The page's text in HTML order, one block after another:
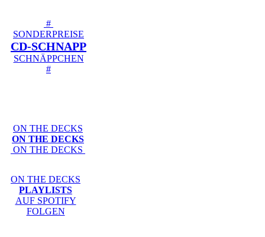
#
SONDERPREISE
CD-SCHNAPP
SCHNÄPPCHEN
#
ON THE DECKS
ON THE DECKS
ON THE DECKS
ON THE DECKS
PLAYLISTS
AUF SPOTIFY
FOLGEN